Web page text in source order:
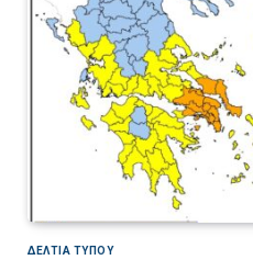
ΔΕΛΤΙΑ ΤΥΠΟΥ